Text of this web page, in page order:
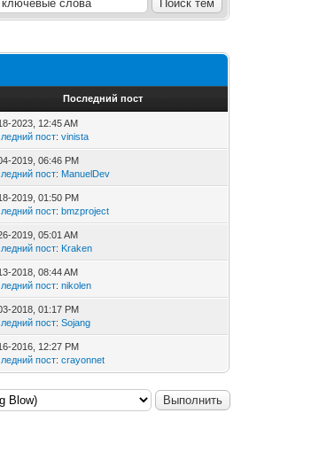
Последний пост
2023, 12:45 AM
пост:vinista
2019, 06:46 PM
пост: ManuelDev
2019, 01:50 PM
пост:bmzproject
2019, 05:01 AM
пост: Kraken
2018, 08:44 AM
пост:nikolen
2018, 01:17 PM
пост:Sojang
2016, 12:27 PM
пост:crayonnet